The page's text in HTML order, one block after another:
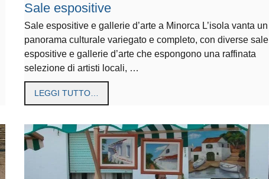
Sale espositive
Sale espositive e gallerie d’arte a Minorca L’isola vanta un
panorama culturale variegato e completo, con diverse sale
espositive e gallerie d’arte che espongono una raffinata
selezione di artisti locali, …
LEGGI TUTTO…